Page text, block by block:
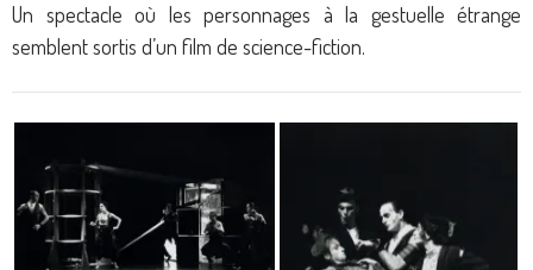
Un spectacle où les personnages à la gestuelle étrange
semblent sortis d’un film de science-fiction.